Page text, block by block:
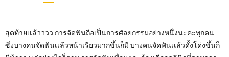
สุดท้ายเเล้วววว การจัดฟันถือเป็นการศัลยกรรมอย่างหนึ่งนะคะทุกคน
ซึ่งบางคนจัดฟันเเล้วหน้าเรียวมากขึ้นก็มี บางคนจัดฟันเเล้วดั้งโด่งขึ้นก็